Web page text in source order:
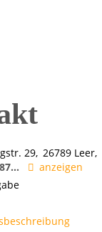
29 26789 Leer
anzeigen